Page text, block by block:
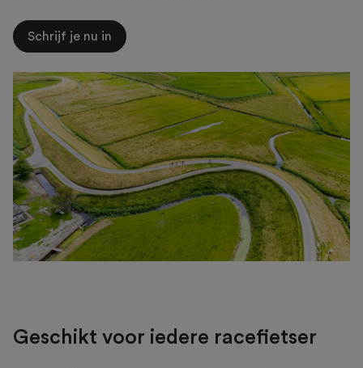
Schrijf je nu in
Geschikt voor iedere racefietser